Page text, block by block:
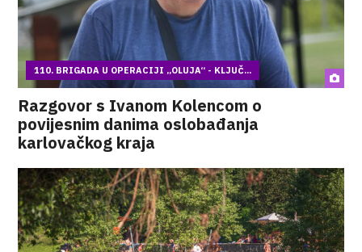
110. BRIGADA U OPERACIJI „OLUJA“ - KLJUČ...
Razgovor s Ivanom Kolencom o
povijesnim danima oslobađanja
karlovačkog kraja